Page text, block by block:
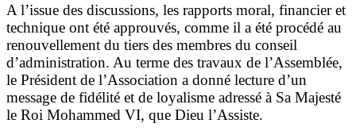
A l’issue des discussions, les rapports moral, financier et
technique ont été approuvés, comme il a été procédé au
renouvellement du tiers des membres du conseil
d’administration. Au terme des travaux de l’Assemblée,
le Président de l’Association a donné lecture d’un
message de fidélité et de loyalisme adressé à Sa Majesté
le Roi Mohammed VI, que Dieu l’Assiste.